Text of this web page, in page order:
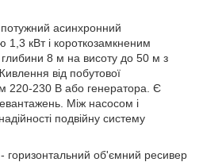
потужний асинхронний
1,3 кВт і короткозамкненим
глибини 8 м на висоту до 50 м з
від побутової
220-230 В або генератора. Є
Між насосом і
подвійну систему
горизонтальний об'ємний ресивер